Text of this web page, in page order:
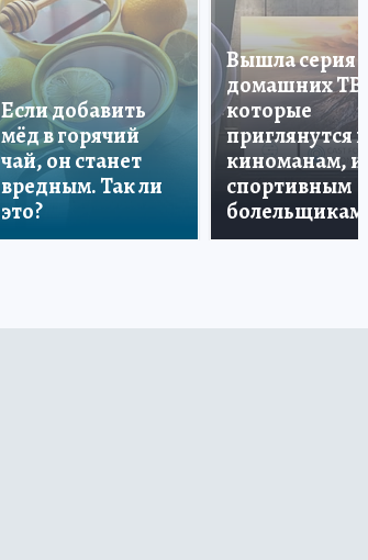
Если добавить
мёд в горячий
чай, он станет
вредным. Так ли
это?
Вышла серия
домашних ТВ,
которые
приглянутся и
киноманам, и
спортивным
болельщикам